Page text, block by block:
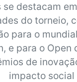
se destacam
do torneio,
para o
e para o Open
de
impacto social